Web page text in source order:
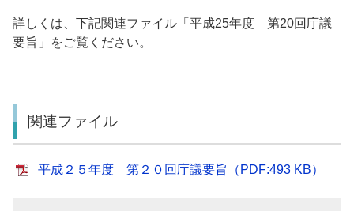
詳しくは、下記関連ファイル「平成25年度 第20回庁議
要旨」をご覧ください。
関連ファイル
平成２５年度 第２０回庁議要旨（PDF:493 KB）